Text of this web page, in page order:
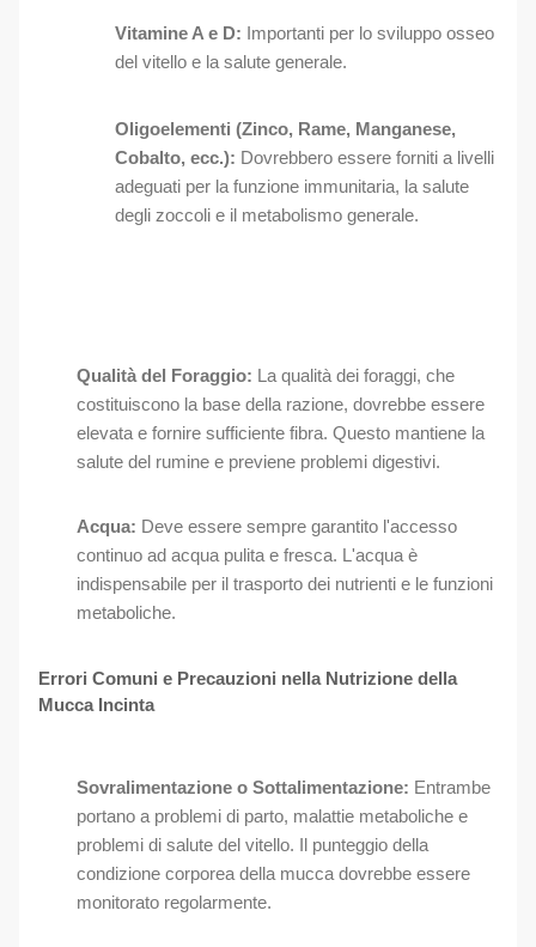
Vitamine A e D: Importanti per lo sviluppo osseo
del vitello e la salute generale.
Oligoelementi (Zinco, Rame, Manganese,
Cobalto, ecc.): Dovrebbero essere forniti a livelli
adeguati per la funzione immunitaria, la salute
degli zoccoli e il metabolismo generale.
Qualità del Foraggio: La qualità dei foraggi, che
costituiscono la base della razione, dovrebbe essere
elevata e fornire sufficiente fibra. Questo mantiene la
salute del rumine e previene problemi digestivi.
Acqua: Deve essere sempre garantito l'accesso
continuo ad acqua pulita e fresca. L'acqua è
indispensabile per il trasporto dei nutrienti e le funzioni
metaboliche.
Errori Comuni e Precauzioni nella Nutrizione della
Mucca Incinta
Sovralimentazione o Sottalimentazione: Entrambe
portano a problemi di parto, malattie metaboliche e
problemi di salute del vitello. Il punteggio della
condizione corporea della mucca dovrebbe essere
monitorato regolarmente.